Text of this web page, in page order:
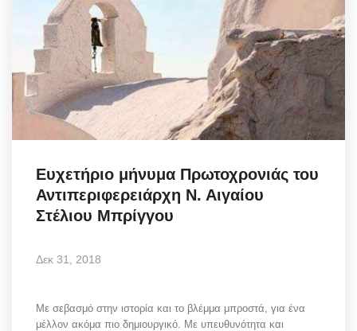
Ευχετήριο μήνυμα Πρωτοχρονιάς του
Αντιπεριφερειάρχη Ν. Αιγαίου
Στέλιου Μπρίγγου
Δεκ 31, 2018
Με σεβασμό στην ιστορία και το βλέμμα μπροστά, για ένα
μέλλον ακόμα πιο δημιουργικό. Με υπευθυνότητα και